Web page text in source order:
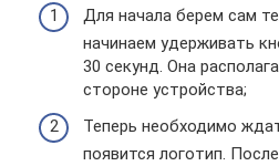
Для начала берем сам
начинаем удерживать
30 секунд. Она
стороне устройства;
Теперь необходимо
появится логотип.